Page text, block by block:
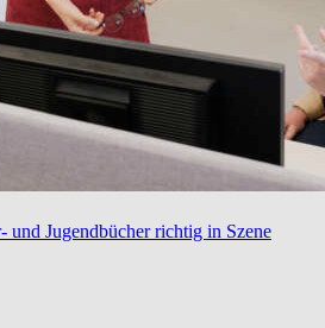
und Jugendbücher richtig in Szene